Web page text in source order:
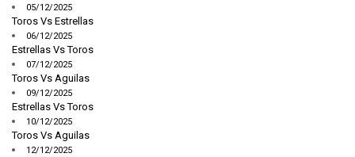
05/12/2025
Toros Vs Estrellas
06/12/2025
Estrellas Vs Toros
07/12/2025
Toros Vs Aguilas
09/12/2025
Estrellas Vs Toros
10/12/2025
Toros Vs Aguilas
12/12/2025